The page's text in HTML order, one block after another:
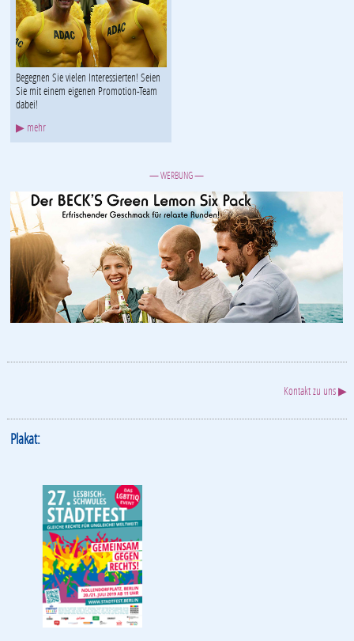
Begegnen Sie vielen Interessierten! Seien
Sie mit einem eigenen Promotion-Team
dabei!
▶ mehr
— WERBUNG —
Kontakt zu uns ▶
Plakat: